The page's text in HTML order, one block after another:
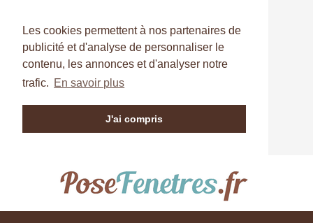
Les cookies permettent à nos partenaires de
publicité et d'analyse de personnaliser le
contenu, les annonces et d'analyser notre
trafic. En savoir plus
J'ai compris